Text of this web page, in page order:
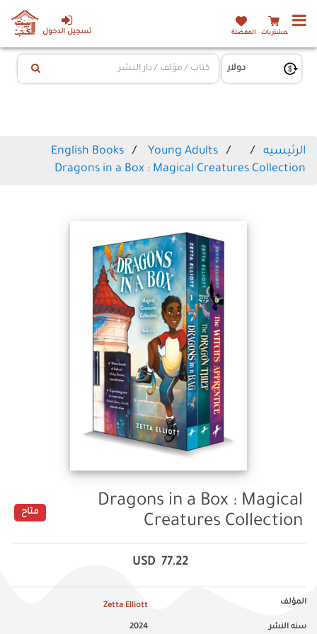
تسجيل الدخول المشتريات المفضلة
الرئيسيه English Books
Young Adults
Dragons in a Box : Magical Creatures Collection
Dragons in a Box : Magical
Creatures Collection
متاح
77.22
USD
المؤلف Zetta Elliott
سنه النشر 2024